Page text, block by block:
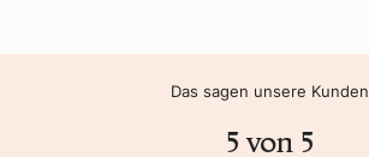
Das sagen unsere Kunden
5 von 5